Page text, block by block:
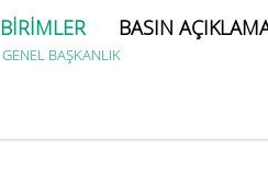
BİRİMLER BASIN
GENEL BAŞKANLIK